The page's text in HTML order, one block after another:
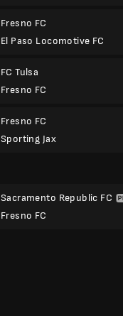
Fresno FC
El Paso Locomotive FC
FC Tulsa
Fresno FC
Fresno FC
Sporting Jax
Sacramento Republic FC
Fresno FC